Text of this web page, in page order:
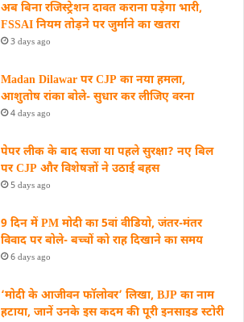
अब बिना रजिस्ट्रेशन दावत कराना पड़ेगा भारी,
FSSAI नियम तोड़ने पर जुर्माने का खतरा
3 days ago
Madan Dilawar पर CJP का नया हमला,
आशुतोष रांका बोले- सुधार कर लीजिए वरना
4 days ago
पेपर लीक के बाद सजा या पहले सुरक्षा? नए बिल
पर CJP और विशेषज्ञों ने उठाई बहस
5 days ago
9 दिन में PM मोदी का 5वां वीडियो, जंतर-मंतर
विवाद पर बोले- बच्चों को राह दिखाने का समय
6 days ago
‘मोदी के आजीवन फॉलोवर’ लिखा, BJP का नाम
हटाया, जानें उनके इस कदम की पूरी इनसाइड स्‍टोरी